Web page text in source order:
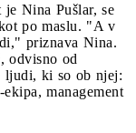
Nina Pušlar, se
po maslu. "A v
priznava Nina.
odvisno od
ljudi, ki so ob njej:
management